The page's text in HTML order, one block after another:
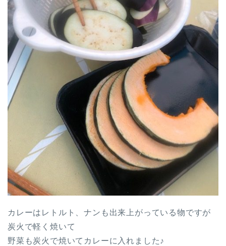
カレーはレトルト、ナンも出来上がっている物ですが
炭火で軽く焼いて
野菜も炭火で焼いてカレーに入れました♪